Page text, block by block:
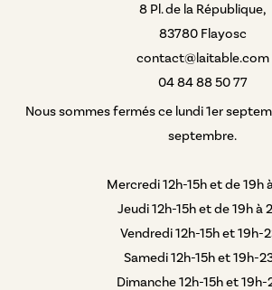
8 Pl. de la République,
83780 Flayosc
contact@laitable.com
04 84 88 50 77
Nous sommes fermés ce lundi 1er
septembre.
Mercredi 12h-15h et de 19h
Jeudi 12h-15h et de 19h à
Vendredi 12h-15h et 19h-
Samedi 12h-15h et 19h-
Dimanche 12h-15h et 19h-